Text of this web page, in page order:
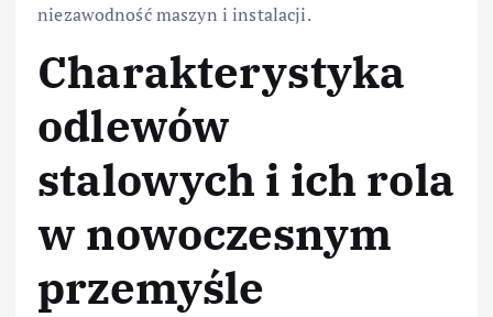
niezawodność maszyn i instalacji.
Charakterystyka
odlewów
stalowych i ich rola
w nowoczesnym
przemyśle